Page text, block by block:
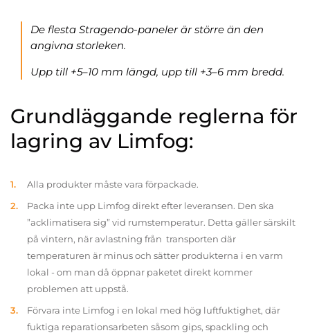
De flesta Stragendo-paneler är större än den
angivna storleken.
Upp till +5–10 mm längd, upp till +3–6 mm bredd.
Grundläggande reglerna för
lagring av Limfog:
Alla produkter måste vara förpackade.
Packa inte upp Limfog direkt efter leveransen. Den ska
”acklimatisera sig” vid rumstemperatur. Detta gäller särskilt
på vintern, när avlastning från transporten där
temperaturen är minus och sätter produkterna i en varm
lokal - om man då öppnar paketet direkt kommer
problemen att uppstå.
Förvara inte Limfog i en lokal med hög luftfuktighet, där
fuktiga reparationsarbeten såsom gips, spackling och